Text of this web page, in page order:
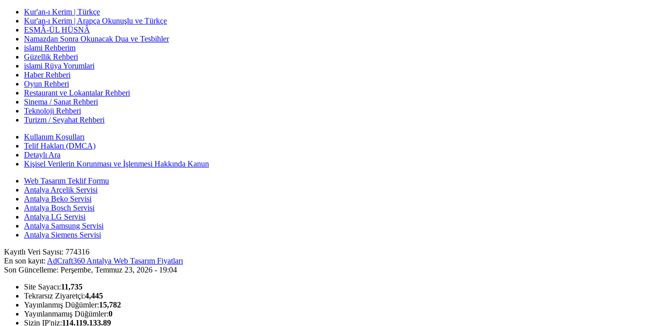
Kur'an-ı Kerim | Türkçe
Kur'an-ı Kerim | Arapça Okunuşlu ve Türkçe
ESMÂ-ÜL HÜSNÂ
Namazdan Sonra Okunacak Dua ve Tesbihler
islami Rehberim
Güzellik Rehberi
islami Rüya Yorumlari
Haber Rehberi
Oyun Rehberi
Restaurant ve Lokantalar Rehberi
Sinema / Sanat Rehberi
Teknoloji Rehberi
Turizm / Seyahat Rehberi
Kullanım Koşulları
Telif Hakları (DMCA)
Detaylı Ara
Kişisel Verilerin Korunması ve İşlenmesi Hakkında Kanun
Web Tasarım Teklif Formu
Antalya Arçelik Servisi
Antalya Beko Servisi
Antalya Bosch Servisi
Antalya LG Servisi
Antalya Samsung Servisi
Antalya Siemens Servisi
Kayıtlı Veri Sayısı: 774316
En son kayıt: AdCraft360 Antalya Web Tasarım Fiyatları
Son Güncelleme: Perşembe, Temmuz 23, 2026 - 19:04
Site Sayacı:11,735
Tekrarsız Ziyaretçi:4,445
Yayınlanmış Düğümler:15,782
Yayınlanmamış Düğümler:0
Sizin IP'niz:114.119.133.89